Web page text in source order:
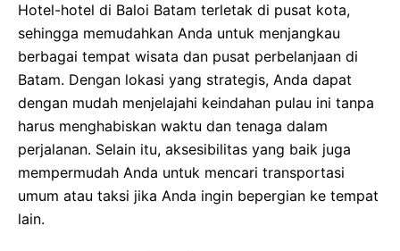
Hotel-hotel di Baloi Batam terletak di pusat kota,
sehingga memudahkan Anda untuk menjangkau
berbagai tempat wisata dan pusat perbelanjaan di
Batam. Dengan lokasi yang strategis, Anda dapat
dengan mudah menjelajahi keindahan pulau ini tanpa
harus menghabiskan waktu dan tenaga dalam
perjalanan. Selain itu, aksesibilitas yang baik juga
mempermudah Anda untuk mencari transportasi
umum atau taksi jika Anda ingin bepergian ke tempat
lain.